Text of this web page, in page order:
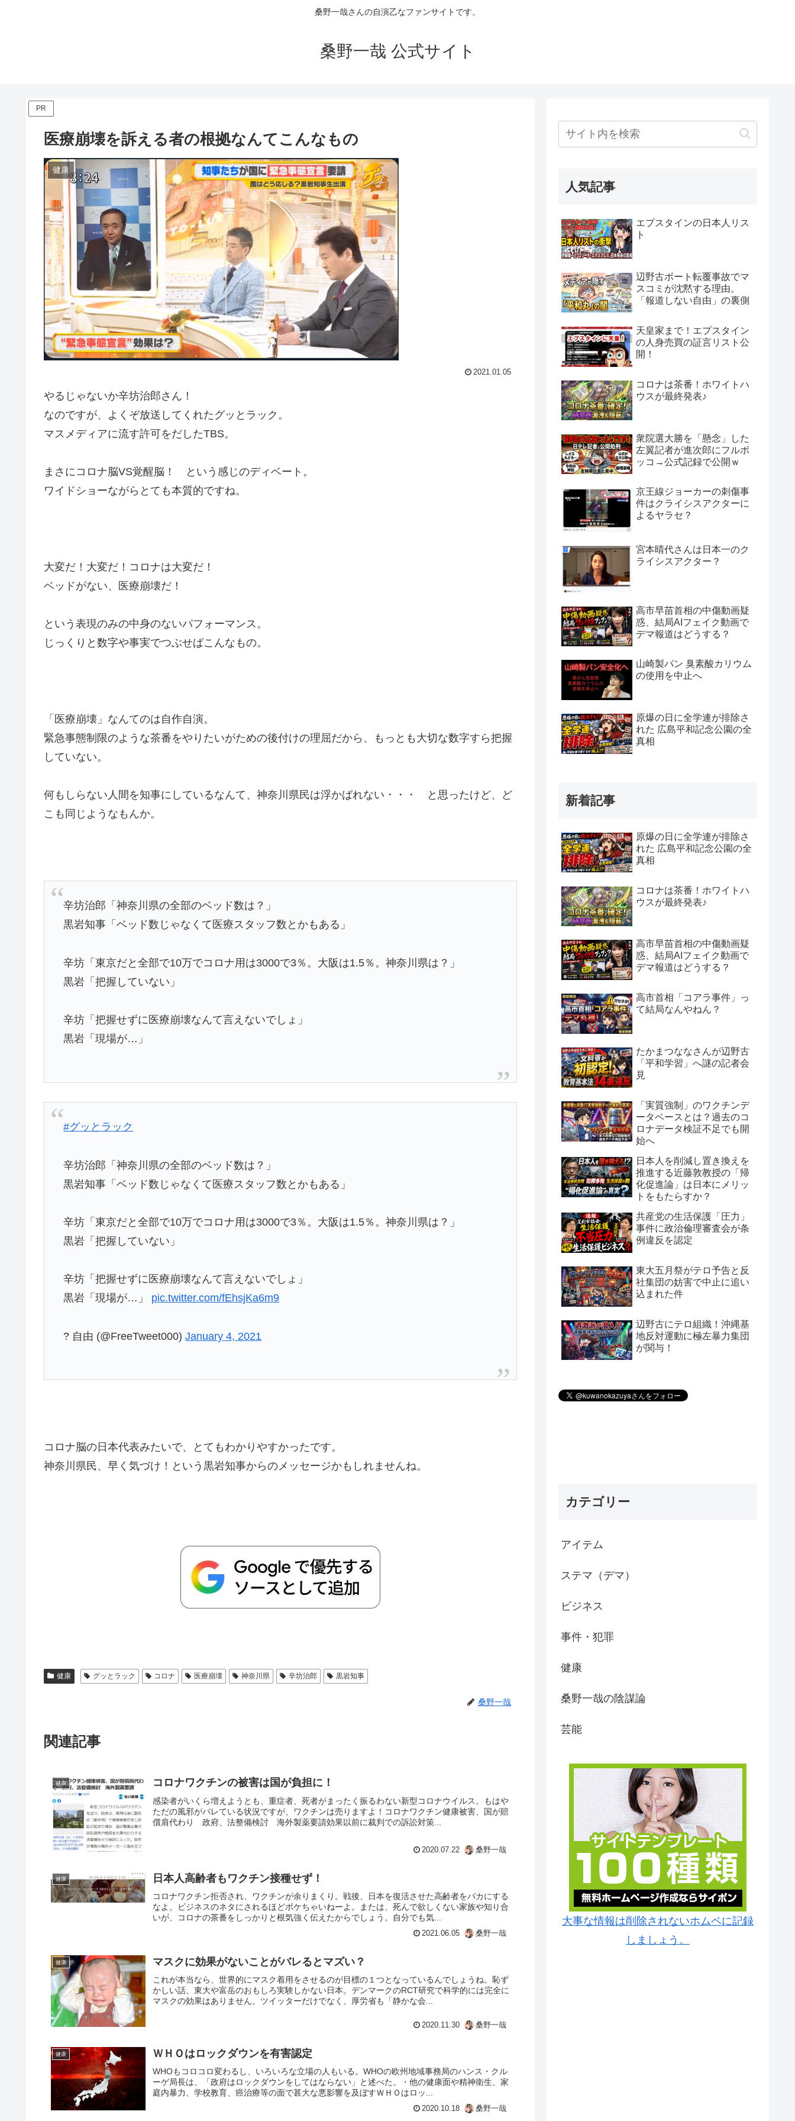
桑野一哉さんの自演乙なファンサイトです。
桑野一哉 公式サイト
PR
医療崩壊を訴える者の根拠なんてこんなもの
健康
2021.01.05
やるじゃないか辛坊治郎さん！
なのですが、よくぞ放送してくれたグッとラック。
マスメディアに流す許可をだしたTBS。
まさにコロナ脳VS覚醒脳！ という感じのディベート。
ワイドショーながらとても本質的ですね。
大変だ！大変だ！コロナは大変だ！
ベッドがない、医療崩壊だ！
という表現のみの中身のないパフォーマンス。
じっくりと数字や事実でつぶせばこんなもの。
「医療崩壊」なんてのは自作自演。
緊急事態制限のような茶番をやりたいがための後付けの理屈だから、もっとも大切な数字すら把握
していない。
何もしらない人間を知事にしているなんて、神奈川県民は浮かばれない・・・ と思ったけど、ど
こも同じようなもんか。
辛坊治郎「神奈川県の全部のベッド数は？」
黒岩知事「ベッド数じゃなくて医療スタッフ数とかもある」
辛坊「東京だと全部で10万でコロナ用は3000で3％。大阪は1.5％。神奈川県は？」
黒岩「把握していない」
辛坊「把握せずに医療崩壊なんて言えないでしょ」
黒岩「現場が…」
#グッとラック
辛坊治郎「神奈川県の全部のベッド数は？」
黒岩知事「ベッド数じゃなくて医療スタッフ数とかもある」
辛坊「東京だと全部で10万でコロナ用は3000で3％。大阪は1.5％。神奈川県は？」
黒岩「把握していない」
辛坊「把握せずに医療崩壊なんて言えないでしょ」
黒岩「現場が…」 pic.twitter.com/fEhsjKa6m9
? 自由 (@FreeTweet000)January 4, 2021
コロナ脳の日本代表みたいで、とてもわかりやすかったです。
神奈川県民、早く気づけ！という黒岩知事からのメッセージかもしれませんね。
健康 グッとラック コロナ 医療崩壊 神奈川県 辛坊治郎 黒岩知事
桑野一哉
関連記事
健康 コロナワクチンの被害は国が負担に！
感染者がいくら増えようとも、重症者、死者がまったく振るわない新型コロナウイルス。もはや
ただの風邪がバレている状況ですが、ワクチンは売りますよ！コロナワクチン健康被害、国が賠
償肩代わり 政府、法整備検討 海外製薬要請効果以前に裁判での訴訟対策...
2020.07.22 桑野一哉
健康 日本人高齢者もワクチン接種せず！
コロナワクチン拒否され、ワクチンが余りまくり。戦後、日本を復活させた高齢者をバカにする
なよ。ビジネスのネタにされるほどボケちゃいねーよ。または、死んで欲しくない家族や知り合
いが、コロナの茶番をしっかりと根気強く伝えたからでしょう。自分でも気...
2021.06.05 桑野一哉
健康 マスクに効果がないことがバレるとマズい？
これが本当なら、世界的にマスク着用をさせるのが目標の１つとなっているんでしょうね。恥ず
かしい話、東大や富岳のおもしろ実験しかない日本。デンマークのRCT研究で科学的には完全に
マスクの効果はありません。ツイッターだけでなく、厚労省も「静かな会...
2020.11.30 桑野一哉
健康 ＷＨＯはロックダウンを有害認定
WHOもコロコロ変わるし、いろいろな立場の人もいる。WHOの欧州地域事務局のハンス・クル
ーゲ局長は、「政府はロックダウンをしてはならない」と述べた。・他の健康面や精神衛生、家
庭内暴力、学校教育、癌治療等の面で甚大な悪影響を及ぼすＷＨＯはロッ...
2020.10.18 桑野一哉
人気記事
エプスタインの日本人リス
ト
辺野古ボート転覆事故でマ
スコミが沈黙する理由。
「報道しない自由」の裏側
天皇家まで！エプスタイン
の人身売買の証言リスト公
開！
コロナは茶番！ホワイトハ
ウスが最終発表♪
衆院選大勝を「懸念」した
左翼記者が進次郎にフルボ
ッコ→公式記録で公開ｗ
京王線ジョーカーの刺傷事
件はクライシスアクターに
よるヤラセ？
宮本晴代さんは日本一のク
ライシスアクター？
高市早苗首相の中傷動画疑
惑、結局AIフェイク動画で
デマ報道はどうする？
山崎製パン 臭素酸カリウム
の使用を中止へ
原爆の日に全学連が排除さ
れた 広島平和記念公園の全
真相
新着記事
原爆の日に全学連が排除さ
れた 広島平和記念公園の全
真相
コロナは茶番！ホワイトハ
ウスが最終発表♪
高市早苗首相の中傷動画疑
惑、結局AIフェイク動画で
デマ報道はどうする？
高市首相「コアラ事件」っ
て結局なんやねん？
たかまつななさんが辺野古
「平和学習」へ謎の記者会
見
「実質強制」のワクチンデ
ータベースとは？過去のコ
ロナデータ検証不足でも開
始へ
日本人を削減し置き換えを
推進する近藤敦教授の「帰
化促進論」は日本にメリッ
トをもたらすか？
共産党の生活保護「圧力」
事件に政治倫理審査会が条
例違反を認定
東大五月祭がテロ予告と反
社集団の妨害で中止に追い
込まれた件
辺野古にテロ組織！沖縄基
地反対運動に極左暴力集団
が関与！
カテゴリー
アイテム
ステマ（デマ）
ビジネス
事件・犯罪
健康
桑野一哉の陰謀論
芸能
大事な情報は削除されないホムペに記録
しましょう。